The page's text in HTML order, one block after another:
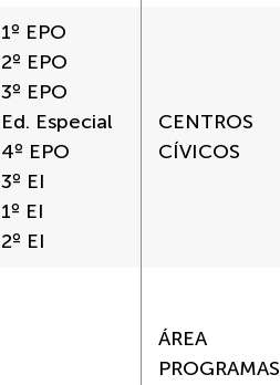
1º EPO
2º EPO
3º EPO
Ed. Especial
4º EPO
3º EI
1º EI
2º EI
CENTROS
CÍVICOS
ÁREA
PROGRAMAS